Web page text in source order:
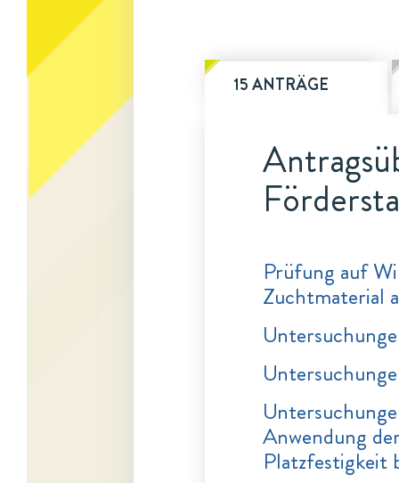
15 ANTRÄGE
Prüfung auf
Zuchtmaterial
Anwendung
Platzfestigkeit